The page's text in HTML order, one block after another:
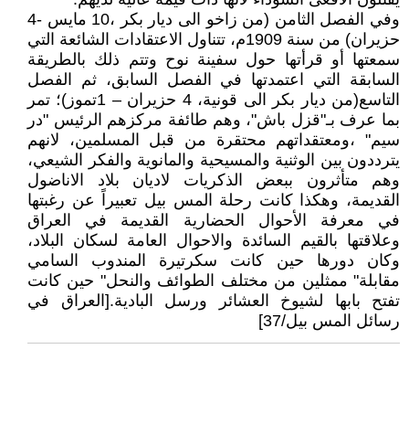
وفي الفصل الثامن (من زاخو الى ديار بكر ،10 مايس -4
حزيران) من سنة 1909م، تتناول الاعتقادات الشائعة التي
سمعتها أو قرأتها حول سفينة نوح وتتم ذلك بالطريقة
السابقة التي اعتمدتها في الفصل السابق، ثم الفصل
التاسع(من ديار بكر الى قونية، 4 حزيران – 1تموز)؛ تمر
بما عرف بـ"قزل باش"، وهم طائفة مركزهم الرئيس "در
سيم" ،ومعتقداتهم محتقرة من قبل المسلمين، لانهم
يترددون بين الوثنية والمسيحية والمانوية والفكر الشيعي،
وهم متأثرون ببعض الذكريات لاديان بلاد الاناضول
القديمة، وهكذا كانت رحلة المس بيل تعبيراً عن رغبتها
في معرفة الأحوال الحضارية القديمة في العراق
وعلاقتها بالقيم السائدة والاحوال العامة لسكان البلاد،
وكان دورها حين كانت سكرتيرة المندوب السامي
مقابلة" ممثلين من مختلف الطوائف والنحل" حين كانت
تفتح بابها لشيوخ العشائر ورسل البادية.[العراق في
رسائل المس بيل/37]